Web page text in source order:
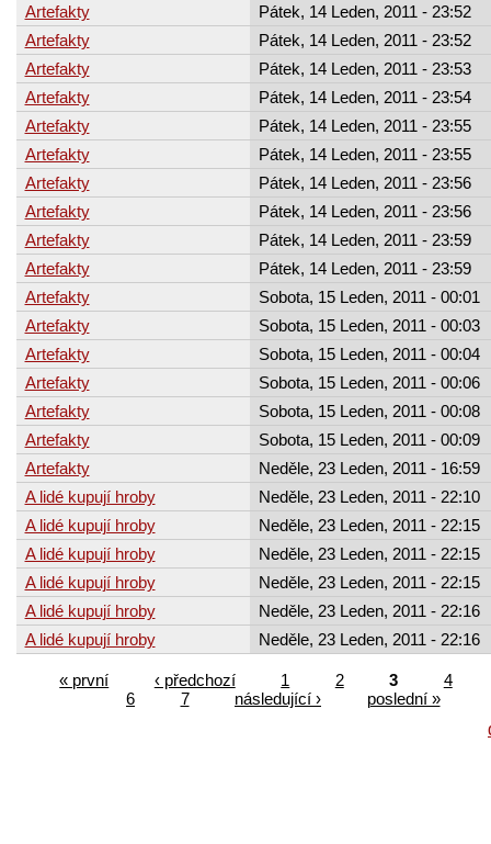
Artefakty
Pátek, 14 Leden, 2011 - 23:52
Artefakty
Pátek, 14 Leden, 2011 - 23:52
Artefakty
Pátek, 14 Leden, 2011 - 23:53
Artefakty
Pátek, 14 Leden, 2011 - 23:54
Artefakty
Pátek, 14 Leden, 2011 - 23:55
Artefakty
Pátek, 14 Leden, 2011 - 23:55
Artefakty
Pátek, 14 Leden, 2011 - 23:56
Artefakty
Pátek, 14 Leden, 2011 - 23:56
Artefakty
Pátek, 14 Leden, 2011 - 23:59
Artefakty
Pátek, 14 Leden, 2011 - 23:59
Artefakty
Sobota, 15 Leden, 2011 - 00:01
Artefakty
Sobota, 15 Leden, 2011 - 00:03
Artefakty
Sobota, 15 Leden, 2011 - 00:04
Artefakty
Sobota, 15 Leden, 2011 - 00:06
Artefakty
Sobota, 15 Leden, 2011 - 00:08
Artefakty
Sobota, 15 Leden, 2011 - 00:09
Artefakty
Neděle, 23 Leden, 2011 - 16:59
A lidé kupují hroby
Neděle, 23 Leden, 2011 - 22:10
A lidé kupují hroby
Neděle, 23 Leden, 2011 - 22:15
A lidé kupují hroby
Neděle, 23 Leden, 2011 - 22:15
A lidé kupují hroby
Neděle, 23 Leden, 2011 - 22:15
A lidé kupují hroby
Neděle, 23 Leden, 2011 - 22:16
A lidé kupují hroby
Neděle, 23 Leden, 2011 - 22:16
« první ‹ předchozí 1 2 3
4
6
7 následující ›
poslední »